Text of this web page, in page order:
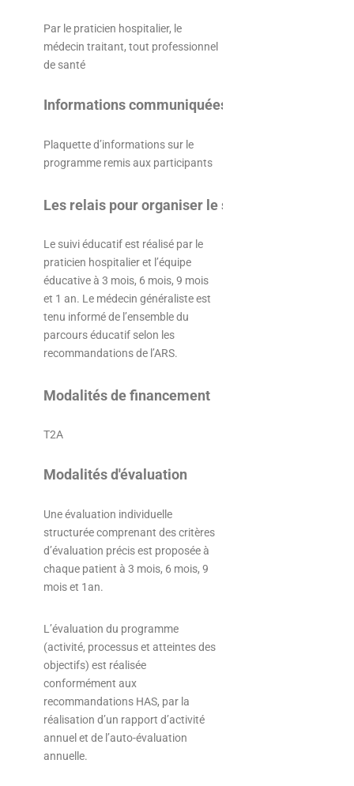
Par le praticien hospitalier, le
médecin traitant, tout professionnel
de santé
Informations communiquées
Plaquette d’informations sur le
programme remis aux participants
Les relais pour organiser le suivi éducatif
Le suivi éducatif est réalisé par le
praticien hospitalier et l’équipe
éducative à 3 mois, 6 mois, 9 mois
et 1 an. Le médecin généraliste est
tenu informé de l’ensemble du
parcours éducatif selon les
recommandations de l’ARS.
Modalités de financement
T2A
Modalités d'évaluation
Une évaluation individuelle
structurée comprenant des critères
d’évaluation précis est proposée à
chaque patient à 3 mois, 6 mois, 9
mois et 1an.
L’évaluation du programme
(activité, processus et atteintes des
objectifs) est réalisée
conformément aux
recommandations HAS, par la
réalisation d’un rapport d’activité
annuel et de l’auto-évaluation
annuelle.